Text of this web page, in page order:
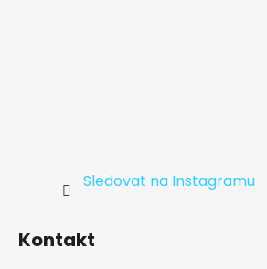
Sledovat na Instagramu
Kontakt